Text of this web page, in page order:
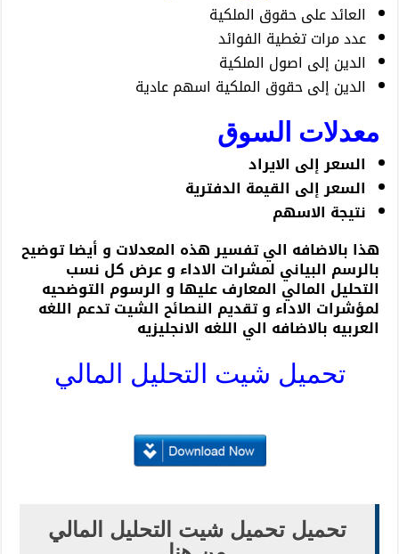
العائد على حقوق الملكية
عدد مرات تغطية الفوائد
الدين إلى اصول الملكية
الدين إلى حقوق الملكية اسهم عادية
معدلات السوق
السعر إلى الايراد
السعر إلى القيمة الدفترية
نتيجة الاسهم
هذا بالاضافه الي تفسير هذه المعدلات و أيضا توضيح
بالرسم البياني لمشرات الاداء و عرض كل نسب
التحليل المالي المعارف عليها و الرسوم التوضحيه
لمؤشرات الاداء و تقديم النصائح الشيت تدعم اللغه
العربيه بالاضافه الي اللغه الانجليزيه
تحميل شيت التحليل المالي
تحميل تحميل شيت التحليل المالي